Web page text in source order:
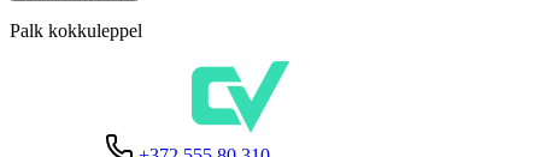
Palk kokkuleppel